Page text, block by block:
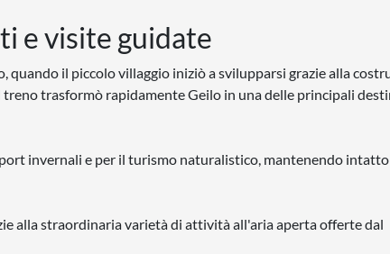
e visite guidate
quando il piccolo villaggio iniziò a svilupparsi grazie alla
trasformò rapidamente Geilo in una delle principali
invernali e per il turismo naturalistico, mantenendo
alla straordinaria varietà di attività all'aria aperta offerte dal